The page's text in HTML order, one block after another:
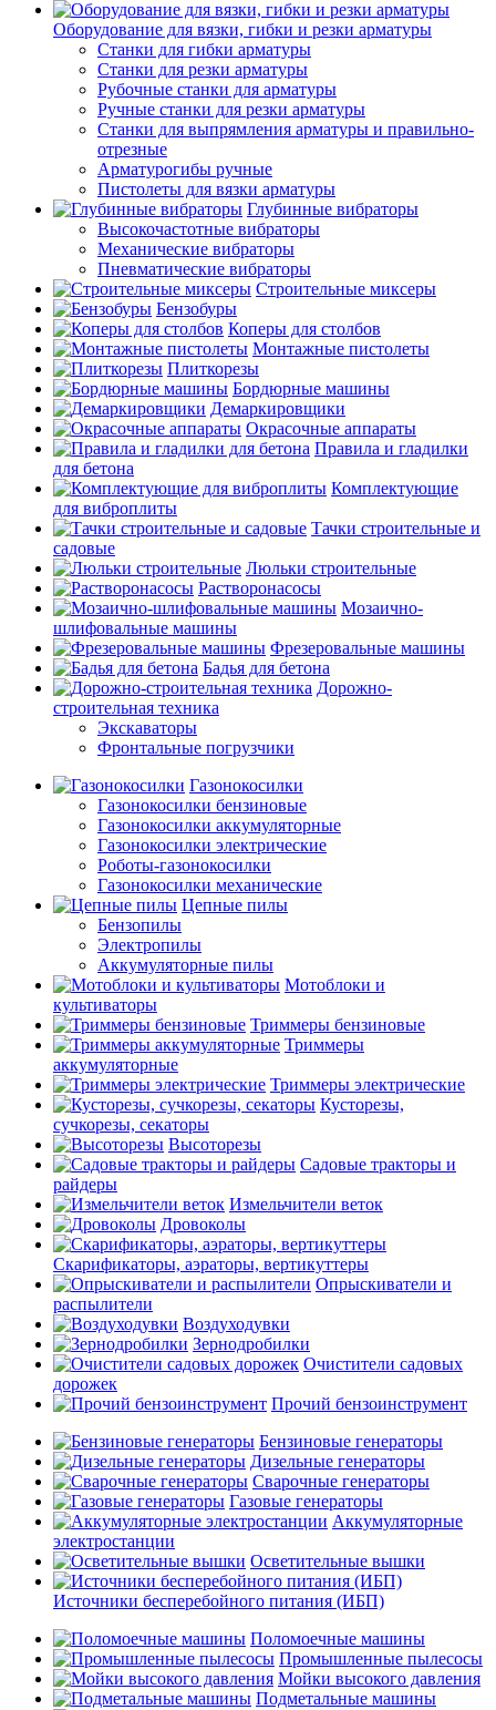
Оборудование для вязки, гибки и резки арматуры
Станки для гибки арматуры
Станки для резки арматуры
Рубочные станки для арматуры
Ручные станки для резки арматуры
Станки для выпрямления арматуры и правильно-
отрезные
Арматурогибы ручные
Пистолеты для вязки арматуры
Глубинные вибраторы
Высокочастотные вибраторы
Механические вибраторы
Пневматические вибраторы
Строительные миксеры
Бензобуры
Коперы для столбов
Монтажные пистолеты
Плиткорезы
Бордюрные машины
Демаркировщики
Окрасочные аппараты
Правила и гладилки
для бетона
Комплектующие
для виброплиты
Тачки строительные и
садовые
Люльки строительные
Растворонасосы
Мозаично-
шлифовальные машины
Фрезеровальные машины
Бадья для бетона
Дорожно-
строительная техника
Экскаваторы
Фронтальные погрузчики
Газонокосилки
Газонокосилки бензиновые
Газонокосилки аккумуляторные
Газонокосилки электрические
Роботы-газонокосилки
Газонокосилки механические
Цепные пилы
Бензопилы
Электропилы
Аккумуляторные пилы
Мотоблоки и
культиваторы
Триммеры бензиновые
Триммеры
аккумуляторные
Триммеры электрические
Кусторезы,
сучкорезы, секаторы
Высоторезы
Садовые тракторы и
райдеры
Измельчители веток
Дровоколы
Скарификаторы, аэраторы, вертикуттеры
Опрыскиватели и
распылители
Воздуходувки
Зернодробилки
Очистители садовых
дорожек
Прочий бензоинструмент
Бензиновые генераторы
Дизельные генераторы
Сварочные генераторы
Газовые генераторы
Аккумуляторные
электростанции
Осветительные вышки
Источники бесперебойного питания (ИБП)
Поломоечные машины
Промышленные пылесосы
Мойки высокого давления
Подметальные машины